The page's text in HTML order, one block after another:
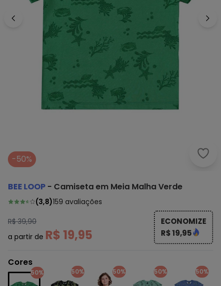
Bee
-50%
BEE LOOP - Camiseta em Meia Malha Verde
(3,8)159 avaliações
R$ 39,90
a partir de R$ 19,95
ECONOMIZE
R$ 19,95
Cores
50% 50% 50% 50% 50%